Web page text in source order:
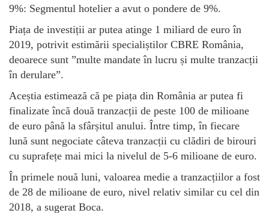
9%: Segmentul hotelier a avut o pondere de 9%.
Piața de investiții ar putea atinge 1 miliard de euro în
2019, potrivit estimării specialiștilor CBRE România,
deoarece sunt ”multe mandate în lucru și multe tranzacții
în derulare”.
Aceștia estimează că pe piața din România ar putea fi
finalizate încă două tranzacții de peste 100 de milioane
de euro până la sfârșitul anului. Între timp, în fiecare
lună sunt negociate câteva tranzacții cu clădiri de birouri
cu suprafețe mai mici la nivelul de 5-6 milioane de euro.
În primele nouă luni, valoarea medie a tranzacțiilor a fost
de 28 de milioane de euro, nivel relativ similar cu cel din
2018, a sugerat Boca.